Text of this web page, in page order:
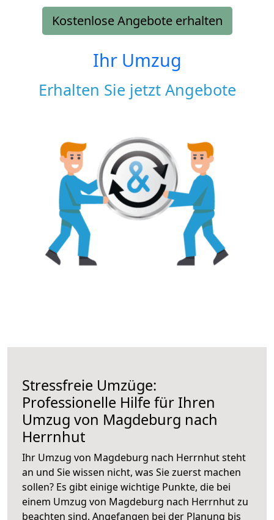
Kostenlose Angebote erhalten
Ihr Umzug
Erhalten Sie jetzt Angebote
Stressfreie Umzüge:
Professionelle Hilfe für Ihren
Umzug von Magdeburg nach
Herrnhut
Ihr Umzug von Magdeburg nach Herrnhut steht
an und Sie wissen nicht, was Sie zuerst machen
sollen? Es gibt einige wichtige Punkte, die bei
einem Umzug von Magdeburg nach Herrnhut zu
beachten sind. Angefangen bei der Planung bis